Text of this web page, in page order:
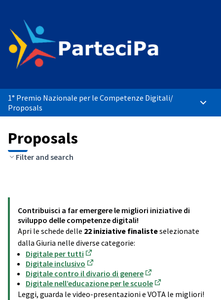
1° Premio Nazionale per le Competenze Digitali/
Proposals
Main
Proposals
Filter and search
Contribuisci a far emergere le migliori iniziative di
sviluppo delle competenze digitali!
Apri le schede delle 22 iniziative finalisteselezionate
dalla Giuria nelle diverse categorie:
Digitale per tutti
(Opens in new tab)
Digitale inclusivo
(Opens in new tab)
Digitale contro il divario di genere
(Opens in new tab)
Digitale nell’educazione per le scuole
(Opens in new tab)
Leggi, guarda le video-presentazioni e VOTA le migliori!